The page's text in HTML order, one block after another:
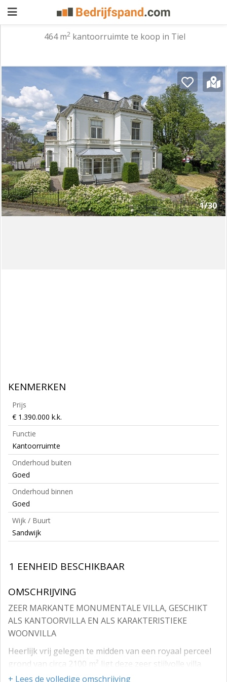
zoeken
Waarom
adverteren
Premium
adverteren
Blog
Registreren
Login
464 m2kantoorruimte te koop in Tiel
1/30
KENMERKEN
Prijs
€ 1.390.000 k.k.
Functie
Kantoorruimte
Onderhoud buiten
Goed
Onderhoud binnen
Goed
Wijk / Buurt
Sandwijk
1 EENHEID BESCHIKBAAR
OMSCHRIJVING
ZEER MARKANTE MONUMENTALE VILLA, GESCHIKT
ALS KANTOORVILLA EN ALS KARAKTERISTIEKE
WOONVILLA
Heerlijk vrij gelegen te midden van een royaal perceel
grond van circa 2100 m² ligt deze zeer stijlvolle villa
'Beaucoin', die oorspronkelijk omstreeks 1885 werd
+ Lees de volledige omschrijving